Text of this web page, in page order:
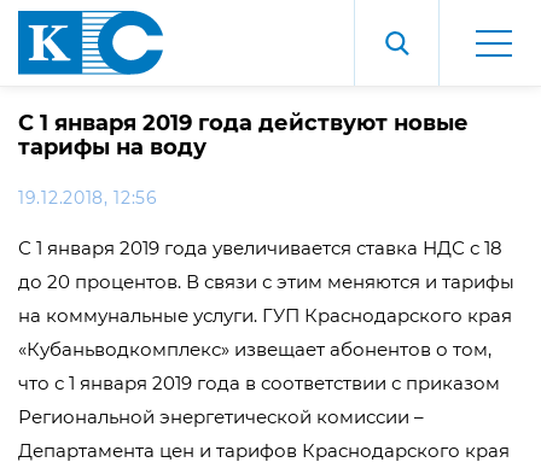
С 1 января 2019 года действуют новые
тарифы на воду
19.12.2018, 12:56
С 1 января 2019 года увеличивается ставка НДС с 18
до 20 процентов. В связи с этим меняются и тарифы
на коммунальные услуги. ГУП Краснодарского края
«Кубаньводкомплекс» извещает абонентов о том,
что с 1 января 2019 года в соответствии с приказом
Региональной энергетической комиссии –
Департамента цен и тарифов Краснодарского края